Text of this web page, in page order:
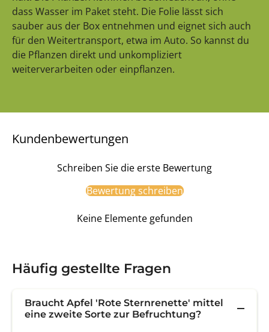
dass Wasser im Paket steht. Die Folie lässt sich
sauber aus der Box entnehmen und eignet sich auch
für den Weitertransport, etwa im Auto. So kannst du
die Pflanzen direkt und unkompliziert
weiterverarbeiten oder einpflanzen.
Kundenbewertungen
Schreiben Sie die erste Bewertung
Bewertung schreiben
Keine Elemente gefunden
Häufig gestellte Fragen
Braucht Apfel 'Rote Sternrenette' mittel
eine zweite Sorte zur Befruchtung?